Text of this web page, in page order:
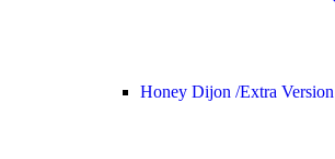
Honey Dijon /Extra Version